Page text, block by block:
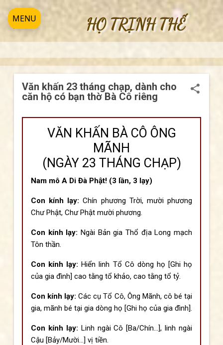
Chuyển đến nội dung chính
HỌ TRỊNH THẾ
MENU
Văn khấn 23 tháng chạp, dành cho
căn hộ có bạn thờ Bà Cô riêng
VĂN KHẤN BÀ CÔ ÔNG
MÃNH
(NGÀY 23 THÁNG CHẠP)
Nam mô A Di Đà Phật! (3 lần, 3 lạy)
Con kính lạy: Chín phương Trời, mười phương
Chư Phật, Chư Phật mười phương.
Con kính lạy: Ngài Bản gia Thổ địa Long mạch
Tôn thần.
Con kính lạy: Hiển linh Tổ Cô dòng họ [Ghi họ
của gia đình] cao tằng tổ khảo, cao tằng tổ tỷ.
Con kính lạy: Các cụ Tổ Cô, Ông Mãnh, cô bé tại
gia, mãnh bé tại gia dòng họ [Ghi họ của gia đình].
Con kính lạy: Linh ngài Cô [Ba/Chín...], linh ngài
Cậu [Bảy/Mười...] vị tiền.